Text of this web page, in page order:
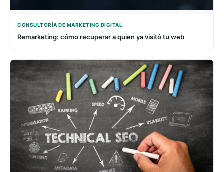
CONSULTORÍA DE MARKETING DIGITAL
Remarketing: cómo recuperar a quien ya visitó tu web